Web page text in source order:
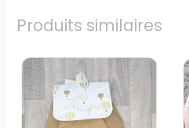
Produits similaires
Plage
prix :
37,00€
à
39,00€
Ce
produit
plusieurs